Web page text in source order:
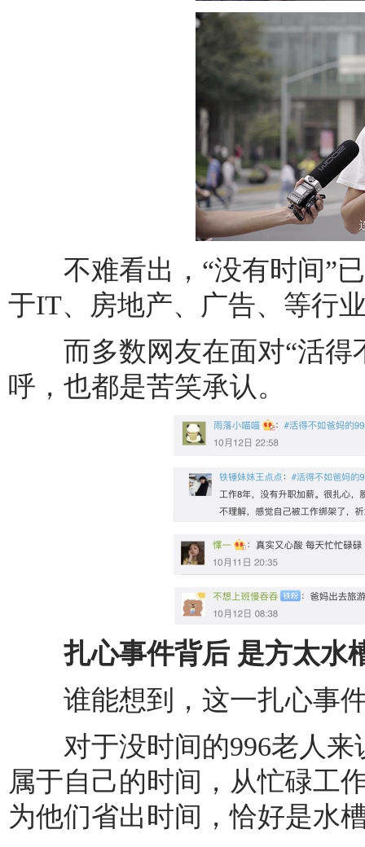
不难看出，“没有时间”已
于IT、房地产、广告、等行
而多数网友在面对“活得
呼，也都是苦笑承认。
扎心事件背后 是方太水
谁能想到，这一扎心事件
对于没时间的996老人来
属于自己的时间，从忙碌工
为他们省出时间，恰好是水